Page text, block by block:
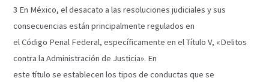
3 En México, el desacato a las resoluciones judiciales y sus
consecuencias están principalmente regulados en
el Código Penal Federal, específicamente en el Título V, «Delitos
contra la Administración de Justicia». En
este título se establecen los tipos de conductas que se